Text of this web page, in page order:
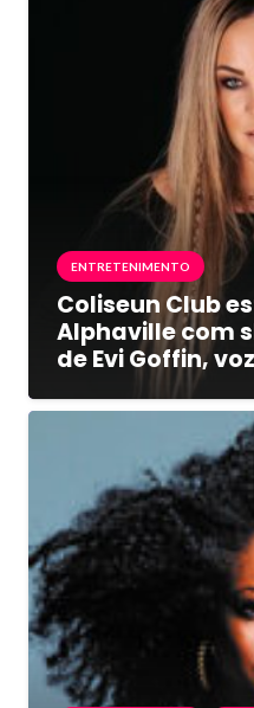
ENTRETENIMENTO
Coliseun Club
Alphaville com
de Evi Goffin,